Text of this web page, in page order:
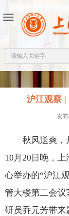
沪江观察 |
发
秋风送爽，
10月20日晚，
心举办的“沪江
管大楼第二会议
研员乔元芳带来